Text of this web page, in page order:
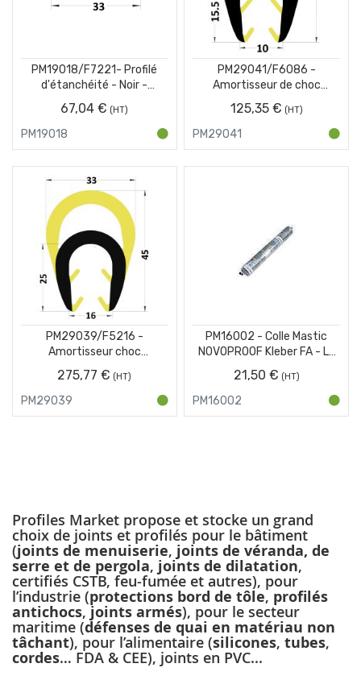
PM19018/F7221- Profilé
d'étanchéité - Noir -
Couronne 25 m
67,04 €
PM19018
PM29041/F6086 -
Amortisseur de choc
protection pour IPN - Jaune
et Noir - Carton de 10 x 1 m
125,35 €
PM29041
PM29039/F5216 -
Amortisseur choc
protection pour IPN - Jaune
et Noir - Carton de 10 x 1 m
275,77 €
PM29039
PM16002 - Colle Mastic
NOVOPROOF Kleber FA - Le
tube
21,50 €
PM16002
Profiles Market propose et stocke un grand
choix de joints et profilés pour le bâtiment
(joints de menuiserie, joints de véranda, de
serre et de pergola, joints de dilatation,
certifiés CSTB, feu-fumée et autres), pour
l’industrie (protections bord de tôle, profilés
antichocs, joints armés), pour le secteur
maritime (défenses de quai en matériau non
tâchant), pour l’alimentaire (silicones, tubes,
cordes… FDA & CEE), joints en PVC...